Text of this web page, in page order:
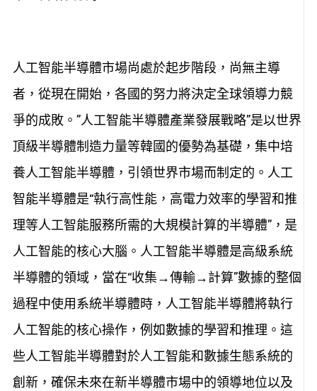
人工智能半導體市場尚處於起步階段，尚無主導
者，從現在開始，各國的努力將決定全球領導力競
爭的成敗。”人工智能半導體產業發展戰略”是以世界
頂級半導體制造力量等韓國的優勢為基礎，集中培
養人工智能半導體，引領世界市場而制定的。人工
智能半導體是“執行高性能，高電力效率的學習和推
理等人工智能服務所需的大規模計算的半導體”，是
人工智能的核心大腦。人工智能半導體是高級系統
半導體的領域，當在“收集→傳輸→計算”數據的整個
過程中使用系統半導體時，人工智能半導體將執行
人工智能的核心操作，例如數據的學習和推理。這
些人工智能半導體對於人工智能和數據生態系統的
創新，確保未來在新半導體市場中的領導地位以及